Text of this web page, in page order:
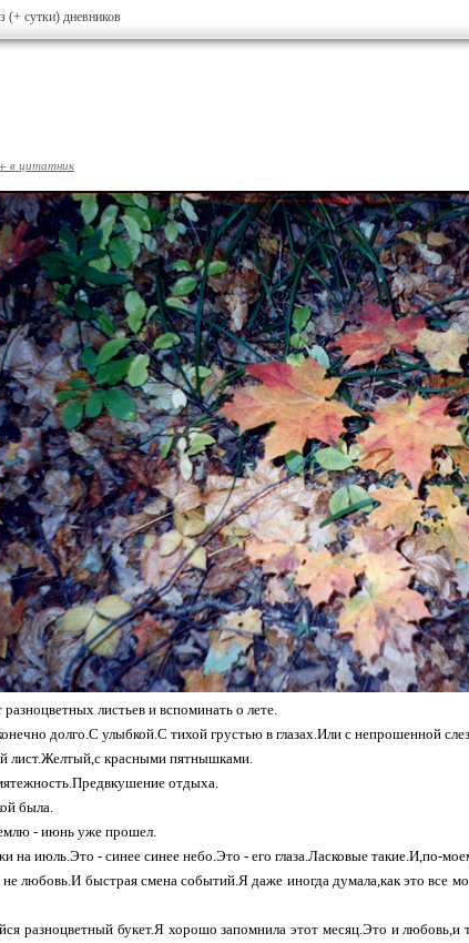
(+ сутки) дневников
в цитатник
листьев и вспоминать о лете.
долго.С улыбкой.С тихой грустью в глазах.Или с непрошенной
лист.Желтый,с красными пятнышками.
отдыха.
была.
- июнь уже прошел.
на июль.Это - синее синее небо.Это - его глаза.Ласковые такие.И,по-
любовь.И быстрая смена событий.Я даже иногда думала,как это все
разноцветный букет.Я хорошо запомнила этот месяц.Это и любовь,и